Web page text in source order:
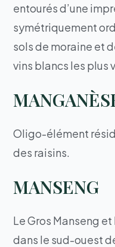
entourés d’une
symétriquement
sols de moraine et
vins blancs les plus
Oligo-élément
des raisins.
MANSENG
Le Gros Manseng
dans le sud-ouest